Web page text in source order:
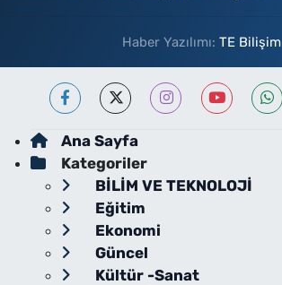
Haber Yazılımı: TE Bilişim
Ana Sayfa
Kategoriler
BİLİM VE TEKNOLOJİ
Eğitim
Ekonomi
Güncel
Kültür -Sanat